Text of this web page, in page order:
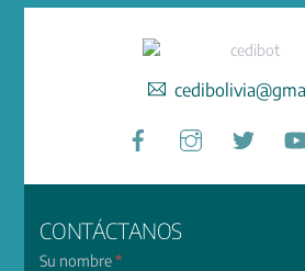
Facebook
CONTÁCTANOS
Su nombre*